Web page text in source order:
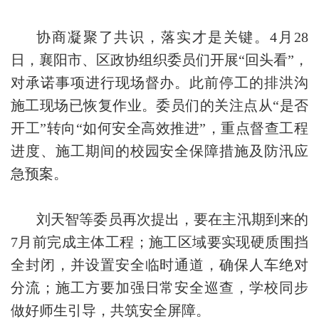
协商凝聚了共识，落实才是关键。4月28
日，襄阳市、区政协组织委员们开展“回头看”，
对承诺事项进行现场督办。此前停工的排洪沟
施工现场已恢复作业。委员们的关注点从“是否
开工”转向“如何安全高效推进”，重点督查工程
进度、施工期间的校园安全保障措施及防汛应
急预案。
刘天智等委员再次提出，要在主汛期到来的
7月前完成主体工程；施工区域要实现硬质围挡
全封闭，并设置安全临时通道，确保人车绝对
分流；施工方要加强日常安全巡查，学校同步
做好师生引导，共筑安全屏障。